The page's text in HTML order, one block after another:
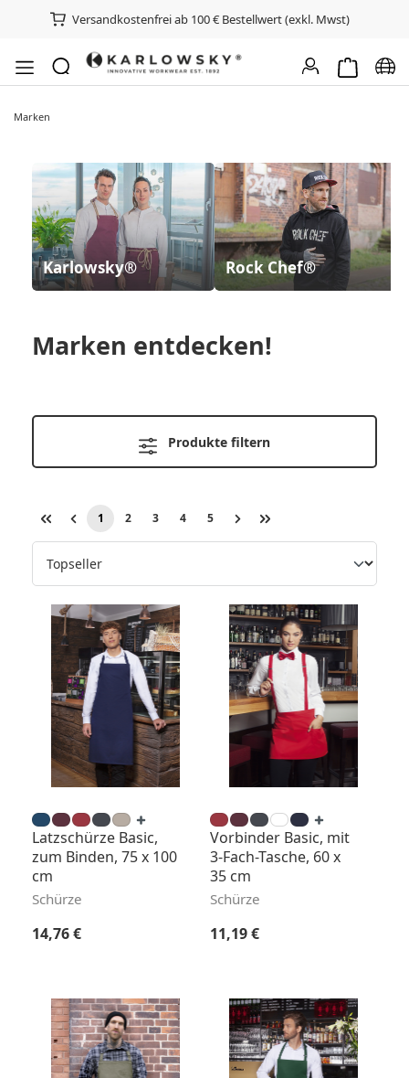
Versandkostenfrei ab 100 € Bestellwert (exkl. Mwst)
Marken
Karlowsky® Rock Chef®
Marken entdecken!
Produkte filtern
Seite
1 Seite
2 Seite
3 Seite
4 Seite
5
Latzschürze Basic,
zum Binden, 75 x 100
cm
Schürze
Regulärer Preis:
14,76 €
Vorbinder Basic, mit
3-Fach-Tasche, 60 x
35 cm
Schürze
Regulärer Preis:
11,19 €